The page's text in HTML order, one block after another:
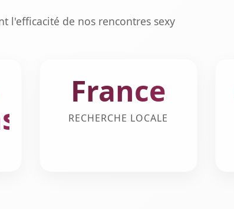
l'efficacité de nos rencontres sexy
France
RECHERCHE LOCALE